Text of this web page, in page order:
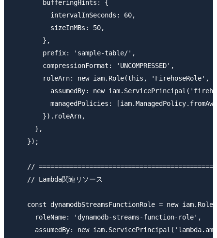
        bufferingHints: {
          intervalInSeconds: 60,
          sizeInMBs: 50,
        },
        prefix: 'sample-table/',
        compressionFormat: 'UNCOMPRESSED',
        roleArn: new iam.Role(this, 'FirehoseRole', {
assumedBy: new
managedPolicies:
        }).roleArn,
      },
    });
//
    // Lambda関連リソース
const dynamodbStreamsFunctionRole = new
      roleName: 'dynamodb-streams-function-role',
assumedBy: new